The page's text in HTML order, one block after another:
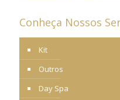
Conheça Nossos
Kit
Outros
Day Spa